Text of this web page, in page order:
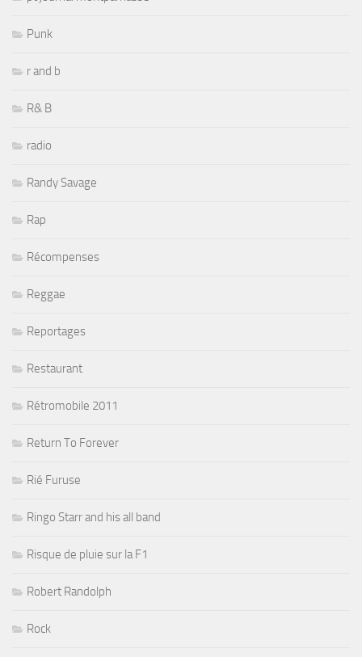
Punk
r and b
R& B
radio
Randy Savage
Rap
Récompenses
Reggae
Reportages
Restaurant
Rétromobile 2011
Return To Forever
Rié Furuse
Ringo Starr and his all band
Risque de pluie sur la F1
Robert Randolph
Rock